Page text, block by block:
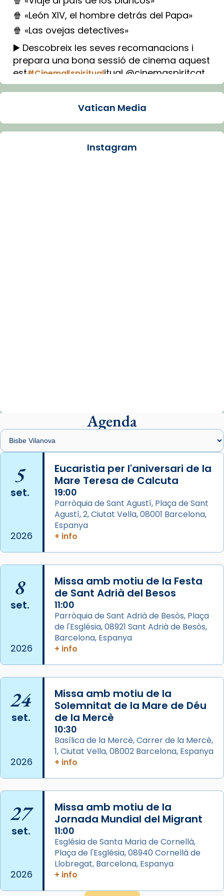
🍿 «León XIV, el hombre detrás del Papa»
🍿 «Las ovejas detectives»
▶️ Descobreix les seves recomanacions i
prepara una bona sessió de cinema aquest
est#CinemaEspiritualitual @cinemaspiritcat
Imatge: Generada amb IA (OpenAI)
Arquebisbat de Barcelona
presidit aquest 27 de juliol la missa de Les
Santes de Mataró.
🔗
📸 J. Merino
Photo
View on Facebook ·
Arquebisbat de Barcelona
de Barcelona.
2 weeks ago
comitè organitzador de la visita apostòlica
del Sant Pare Lleó XIV a Barcelona, i als
col·laboradors, a la Catedral de Barcelona.
L’arquebisbe de Barcelona, el cardenal Joan
Josep Omella, ha presidit la missa i l’ha
concelebrat el bisbe auxiliar de Barcelona,
Mons. David Abadías.
📸 Dr. G. Simón
Photo
View on Facebook · Share
Arquebisbat de Barcelona
2 weeks ago
Memòria de les santes Juliana i
Semproniana, verges i màrtirs.
partir de l’Edat Mitjana sorgeix la tradició
que les santes Juliana (“relatiu a Júlia”) i
Semproniana (“relatiu a Semprònia =
eterna”) són deixebles seves. I l’any 1667, el
frare Joan Gaspar Roig, afirma en una obra
que les santes són filles de l’antiga Iluro.
Vatican Media
Instagram
Agenda
5
set.
2026
Eucaristia per l'aniversari de la
Mare Teresa de Calcuta
19:00
Parròquia de Sant Agustí, Plaça de Sant
Agustí, 2, Ciutat Vella, 08001 Barcelona,
Espanya
+ info
8
set.
2026
Missa amb motiu de la Festa
de Sant Adrià del Besos
11:00
Parròquia de Sant Adrià de Besòs, Plaça
de l'Església, 08921 Sant Adrià de Besòs,
Barcelona, Espanya
+ info
24
set.
2026
Missa amb motiu de la
Solemnitat de la Mare de Déu
de la Mercè
10:30
Basílica de la Mercè, Carrer de la Mercè,
1, Ciutat Vella, 08002 Barcelona, Espanya
+ info
27
set.
2026
Missa amb motiu de la
Jornada Mundial del Migrant
11:00
Església de Santa Maria de Cornellà,
Plaça de l'Església, 08940 Cornellà de
Llobregat, Barcelona, Espanya
+ info